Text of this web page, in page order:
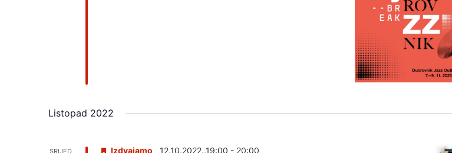
Listopad 2022
SRIJED
Izdvajamo 12.10.2022..19:00 - 20:00